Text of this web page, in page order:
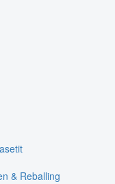
& Reballing